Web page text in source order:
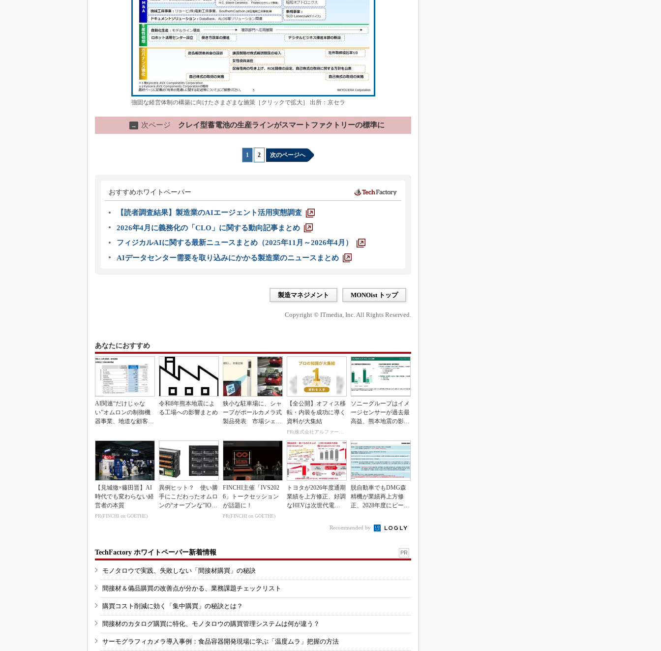
強固な経営体制の構築に向けたさまざまな施策［クリックで拡大］ 出所：京セラ
→ 次ページ クレイ型蓄電池の生産ラインがスマートファクトリーの標準に
1 2 次のページへ
おすすめホワイトペーパー
【読者調査結果】製造業のAIエージェント活用実態調査
2026年4月に義務化の「CLO」に関する動向記事まとめ
フィジカルAIに関する最新ニュースまとめ（2025年11月～2026年4月）
AIデータセンター需要を取り込みにかかる製造業のニュースまとめ
製造マネジメント MONOist トップ
Copyright © ITmedia, Inc. All Rights Reserved.
あなたにおすすめ
AI関連“だけじゃな
い”オムロンの制御機
器事業、地道な顧客基
令和8年熊本地震によ
る工場への影響まとめ
狭小な駐車場に、シャ
ープがポールカメラ式
製品発表 市場シェア
【全公開】オフィス移
転・内装を成功に導く
資料が大集結
PR(株式会社アルファーテクノ)
ソニーグループはイメ
ージセンサーが過去最
高益、熊本地震の影響
【見城徹×藤田晋】AI
時代でも変わらない経
営者の本質
PR(FINCHI on GOETHE)
異例ヒット？ 使い勝
手にこだわったオムロ
ンの“オープンな”IO-L
FINCHI主催「IVS202
6」トークセッション
が話題に！
PR(FINCHI on GOETHE)
トヨタが2026年度通期
業績を上方修正、好調
なHEVは次世代電池
脱自動車でもDMG森
精機が業績再上方修
正、2028年度にピーク
Recommended by
TechFactory ホワイトペーパー新着情報 PR
モノタロウで実践、失敗しない「間接材購買」の秘訣
間接材＆備品購買の改善点が分かる、業務課題チェックリスト
購買コスト削減に効く「集中購買」の秘訣とは？
間接材のカタログ購買に特化、モノタロウの購買管理システムは何が違う？
サーモグラフィカメラ導入事例：食品容器開発現場に学ぶ「温度ムラ」把握の方法